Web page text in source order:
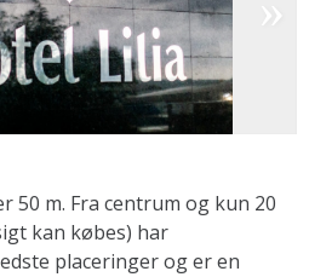
50 m. Fra centrum og kun 20
kan købes) har
placeringer og er en